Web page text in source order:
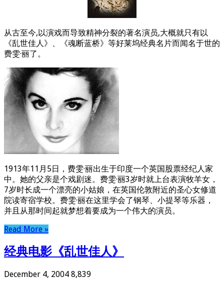
从古至今,以演戏而导致精神分裂的著名演员,大概就只有以
《乱世佳人》、《魂断蓝桥》等好莱坞经典名片而闻名于世的
费雯·丽了。
1913年11月5日，费雯·丽出生于印度一个英国股票经纪人家
中。她的父亲是个戏剧迷。费雯·丽3岁时就上台表演牧羊女，
7岁时长成一个漂亮的小姑娘，在英国伦敦附近的圣心女修道
院读寄宿学校。费雯·丽在这里学会了钢琴、小提琴等乐器，
并且从那时间起就梦想着要成为一个伟大的演员。
Read More »
经典电影《乱世佳人》
December 4, 2004 8,839